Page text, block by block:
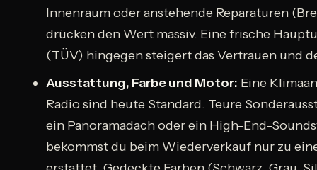
Innenraum oder anstehende Reparaturen
drücken den Wert massiv. Eine frische
(TÜV) hingegen steigert das Vertrauen und
Ausstattung, Farbe und Motor: Eine
Radio sind heute Standard. Teure
ein Panoramadach oder ein High-End-
bekommst du beim Wiederverkauf nur zu